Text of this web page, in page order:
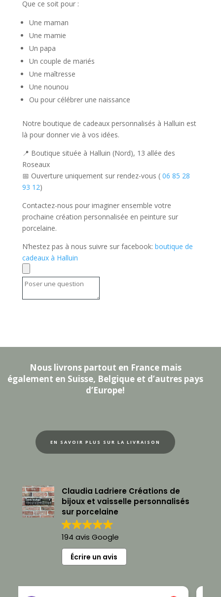
Que ce soit pour :
Une maman
Une mamie
Un papa
Un couple de mariés
Une maîtresse
Une nounou
Ou pour célébrer une naissance
Notre boutique de cadeaux personnalisés à Halluin est
là pour donner vie à vos idées.
📍 Boutique située à Halluin (Nord), 13 allée des
Roseaux
📅 Ouverture uniquement sur rendez-vous ( 06 85 28
93 12)
Contactez-nous pour imaginer ensemble votre
prochaine création personnalisée en peinture sur
porcelaine.
N’hestez pas à nous suivre sur facebook: boutique de
cadeaux à Halluin
Nous livrons partout en France mais
également en Suisse, Belgique et d’autres pays
d’Europe!
EN SAVOIR PLUS SUR LA LIVRAISON
Claudia Ladriere Créations de
bijoux et vaisselle personnalisés
sur porcelaine
194 avis Google
Écrire un avis